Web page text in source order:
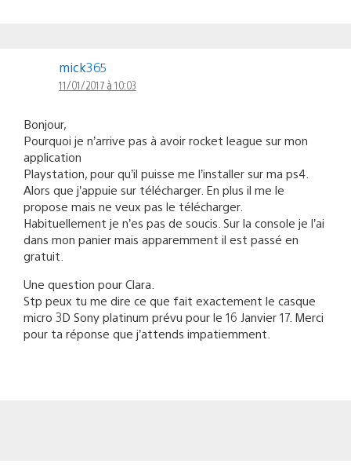
mick365
11/01/2017 à 10:03
Bonjour,
Pourquoi je n’arrive pas à avoir rocket league sur mon
application
Playstation, pour qu’il puisse me l’installer sur ma ps4.
Alors que j’appuie sur télécharger. En plus il me le
propose mais ne veux pas le télécharger.
Habituellement je n’es pas de soucis. Sur la console je l’ai
dans mon panier mais apparemment il est passé en
gratuit.
Une question pour Clara.
Stp peux tu me dire ce que fait exactement le casque
micro 3D Sony platinum prévu pour le 16 Janvier 17. Merci
pour ta réponse que j’attends impatiemment.